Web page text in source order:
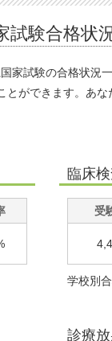
試験合格状
家試験の合格状況
ができます。あな
臨床
受
学校別
診療